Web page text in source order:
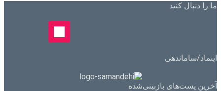
ما را دنبال کنید
اینماد/ساماندهی
آخرین پست‌های بازبینی‌شده